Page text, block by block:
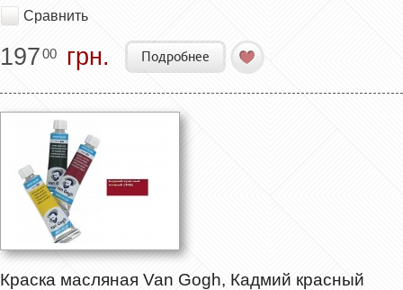
Сравнить
19700 грн. Подробнее
Краска масляная Van Gogh, Кадмий красный